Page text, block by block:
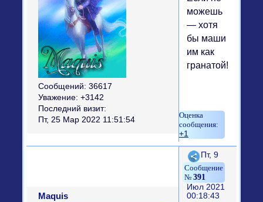
Сообщений: 36617
Уважение: +3142
Последний визит:
Пт, 25 Мар 2022 11:51:54
можешь
— хотя
бы маши
им как
гранатой!
+1
Поделиться
391
Пт, 9
Июл 2021
00:18:43
Maquis